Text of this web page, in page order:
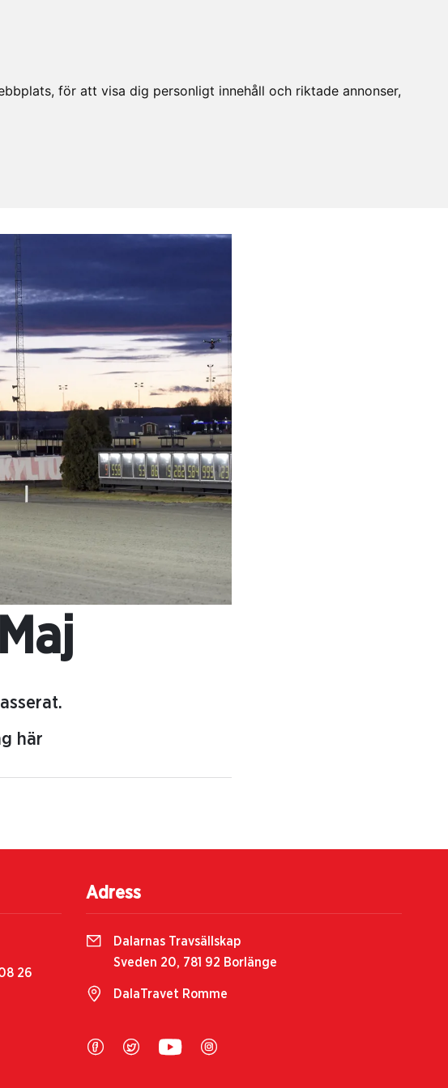
för att visa dig personligt innehåll och riktade annonser,
här
26
Adress
Dalarnas Travsällskap
Sveden 20, 781 92 Borlänge
DalaTravet Romme